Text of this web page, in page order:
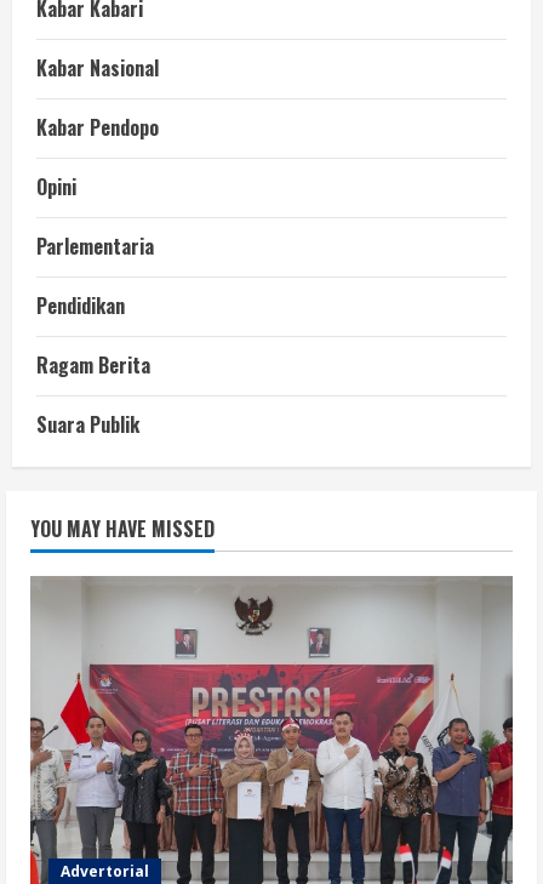
Kabar Kabari
Kabar Nasional
Kabar Pendopo
Opini
Parlementaria
Pendidikan
Ragam Berita
Suara Publik
YOU MAY HAVE MISSED
Advertorial